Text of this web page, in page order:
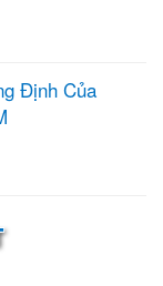
Định Của